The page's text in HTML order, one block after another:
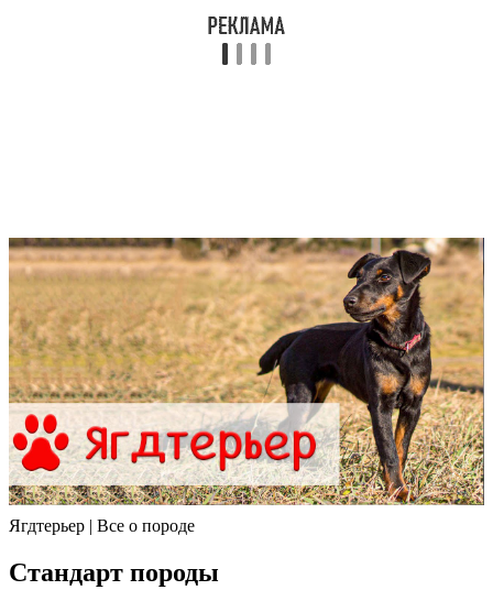
Ягдтерьер | Все о породе
Стандарт породы